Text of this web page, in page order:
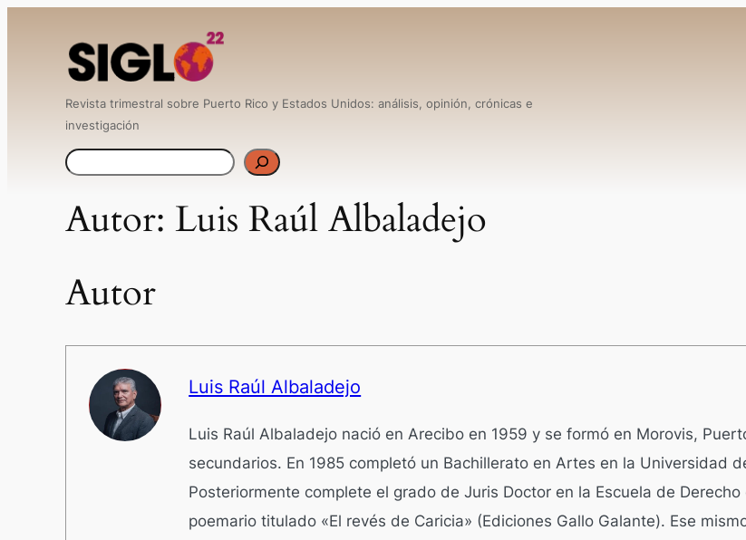
Revista trimestral sobre Puerto Rico y Estados Unidos: análisis, opinión, crónicas e
investigación
B
s
r
Autor: Luis Raúl Albaladejo
Autor
Luis Raúl Albaladejo
Luis Raúl Albaladejo nació en Arecibo en 1959 y se formó en Morovis,
secundarios. En 1985 completó un Bachillerato en Artes en la Universidad
Posteriormente complete el grado de Juris Doctor en la Escuela de
poemario titulado «El revés de Caricia» (Ediciones Gallo Galante). Ese